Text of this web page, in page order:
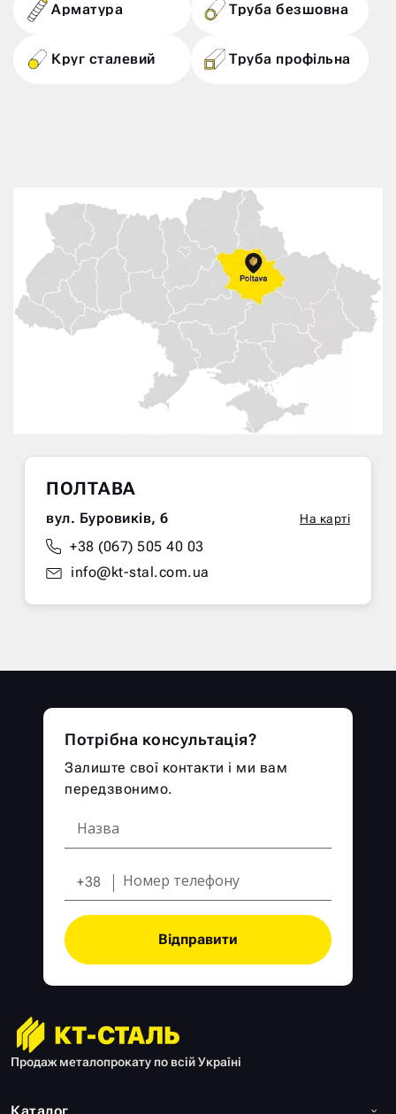
Арматура Труба безшовна
Круг сталевий Труба профільна
ПОЛТАВА
вул. Буровиків, 6 На карті
+38 (067) 505 40 03
info@kt-stal.com.ua
Продаж металопрокату по всій Україні
Потрібна консультація?
Залиште свої контакти і ми вам
передзвонимо.
+38
Відправити